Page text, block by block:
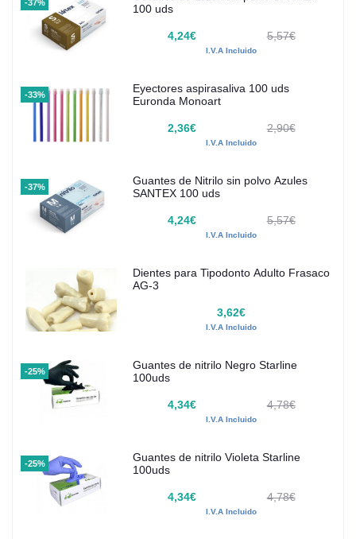
-37%
100 uds
4,24€ 5,57€
I.V.A Incluido
-33%
Eyectores aspirasaliva 100 uds
Euronda Monoart
2,36€ 2,90€
I.V.A Incluido
-37%
Guantes de Nitrilo sin polvo Azules
SANTEX 100 uds
4,24€ 5,57€
I.V.A Incluido
Dientes para Tipodonto Adulto Frasaco
AG-3
3,62€
I.V.A Incluido
-25%
Guantes de nitrilo Negro Starline
100uds
4,34€ 4,78€
I.V.A Incluido
-25%
Guantes de nitrilo Violeta Starline
100uds
4,34€ 4,78€
I.V.A Incluido